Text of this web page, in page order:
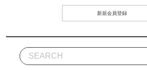
新規会員登録